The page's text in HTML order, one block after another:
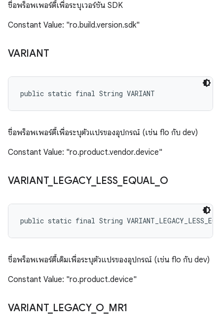
ชื่อพร็อพเพอร์ตี้เพื่อระบุเวอร์ชัน SDK
Constant Value: "ro.build.version.sdk"
VARIANT
public static final String VARIANT
ชื่อพร็อพเพอร์ตี้เพื่อระบุตัวแปรของอุปกรณ์ (เช่น flo กับ dev)
Constant Value: "ro.product.vendor.device"
VARIANT_ LEGACY_ LESS_ EQUAL_ O
public static final String
ชื่อพร็อพเพอร์ตี้เดิมเพื่อระบุตัวแปรของอุปกรณ์ (เช่น flo กับ dev)
Constant Value: "ro.product.device"
VARIANT_ LEGACY_ O MR1